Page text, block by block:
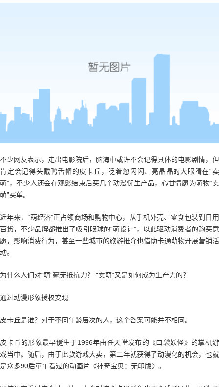
不少网友表示，走出电影院后，脑海中或许不会记得具体的电影剧情，但
肯定会记得头戴鸭舌帽的皮卡丘，眨着忽闪闪、亮晶晶的大眼睛在“卖
萌”，不少人还会在观影结束后买几个动漫衍生产品，心甘情愿为萌物“卖
萌”买单。
近年来，“萌经济”正占领商场和购物中心，从手机外壳、零食包装到日用
百货，不少品牌都推出了吸引眼球的“萌设计”，以此驱动消费者的购买意
愿，影响消费行为，甚至一些城市的旅游推介也借助卡通萌物开展营销活
动。
为什么人们对“萌”毫无抵抗力？ “卖萌”又是如何成为生产力的？
通过动漫形象授权变现
皮卡丘是谁？对于不同年龄层次的人，这个答案可能并不相同。
皮卡丘的形象最早诞生于1996年由任天堂发布的《口袋妖怪》的掌机游
戏当中。随后，由于此款游戏大卖，第二年就获得了动漫化的机会，也就
是众多90后童年看过的动画片《神奇宝贝：无印版》。